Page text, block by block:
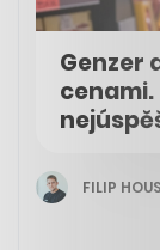
Genzer
FILIP